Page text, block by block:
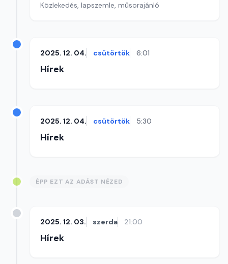
Közlekedés, lapszemle, műsorajánló
2025. 12. 04. csütörtök 6:01
Hírek
2025. 12. 04. csütörtök 5:30
Hírek
ÉPP EZT AZ ADÁST NÉZED
2025. 12. 03. szerda 21:00
Hírek